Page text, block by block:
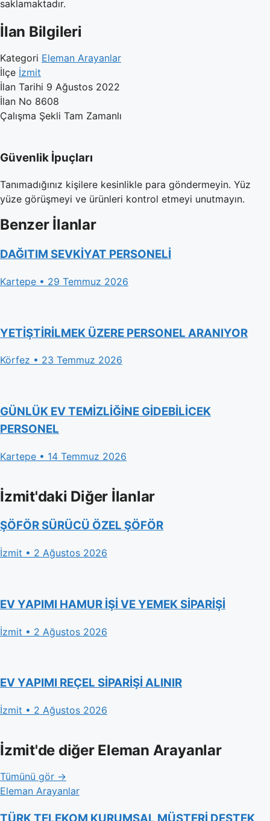
saklamaktadır.
İlan Bilgileri
Kategori Eleman Arayanlar
İlçe İzmit
İlan Tarihi 9 Ağustos 2022
İlan No 8608
Çalışma Şekli Tam Zamanlı
Güvenlik İpuçları
Tanımadığınız kişilere kesinlikle para göndermeyin. Yüz
yüze görüşmeyi ve ürünleri kontrol etmeyi unutmayın.
Benzer İlanlar
DAĞITIM SEVKİYAT PERSONELİ
Kartepe • 29 Temmuz 2026
YETİŞTİRİLMEK ÜZERE PERSONEL ARANIYOR
Körfez • 23 Temmuz 2026
GÜNLÜK EV TEMİZLİĞİNE GİDEBİLİCEK
PERSONEL
Kartepe • 14 Temmuz 2026
İzmit'daki Diğer İlanlar
ŞÖFÖR SÜRÜCÜ ÖZEL ŞÖFÖR
İzmit • 2 Ağustos 2026
EV YAPIMI HAMUR İŞİ VE YEMEK SİPARİŞİ
İzmit • 2 Ağustos 2026
EV YAPIMI REÇEL SİPARİŞİ ALINIR
İzmit • 2 Ağustos 2026
İzmit'de diğer Eleman Arayanlar
Tümünü gör →
Eleman Arayanlar
TÜRK TELEKOM KURUMSAL MÜŞTERİ DESTEK